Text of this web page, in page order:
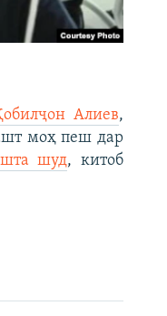
Алиев,
моҳ пеш дар
шуд, китоб